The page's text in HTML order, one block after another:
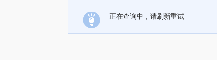
正在查询中，请刷新重试